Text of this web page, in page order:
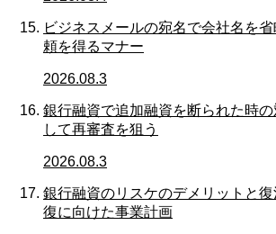
ビジネスメールの宛名で会社名を
頼を得るマナー
2026.08.3
銀行融資で追加融資を断られた時
して再審査を狙う
2026.08.3
銀行融資のリスケのデメリットと
復に向けた事業計画